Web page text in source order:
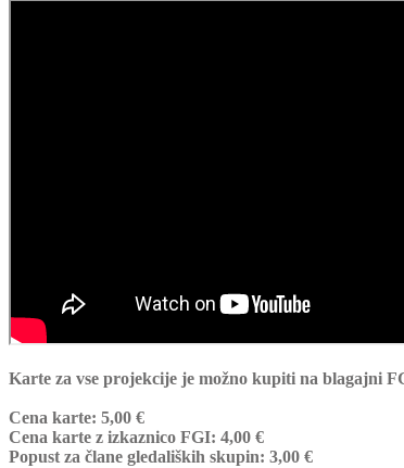
Karte za vse projekcije je možno kupiti na blagajni
Cena karte: 5,00 €
Cena karte z izkaznico FGI: 4,00 €
Popust za člane gledaliških skupin: 3,00 €